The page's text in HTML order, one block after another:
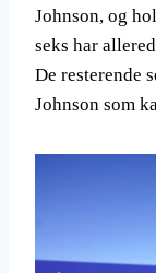
Johnson, og
seks har
De resterende
Johnson som